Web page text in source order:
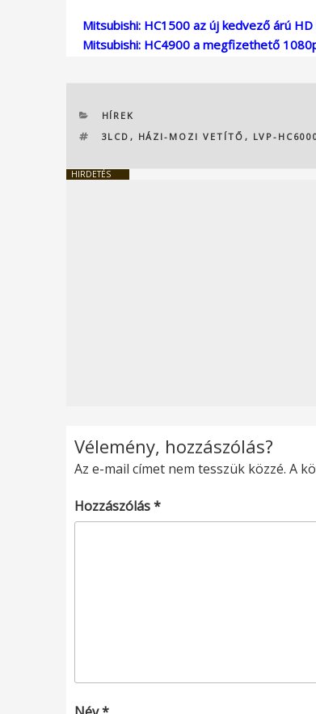
Mitsubishi: HC1500 az új kedvező árú
Mitsubishi: HC4900 a megfizethető
KATEGÓRIÁK
HÍREK
CÍMKÉK
3LCD , HÁZI-MOZI VETÍTŐ , LVP-
HIRDETÉS
Vélemény, hozzászólás?
Az e-mail címet nem tesszük közzé. A
Hozzászólás*